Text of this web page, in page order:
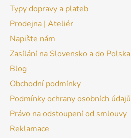
Typy dopravy a plateb
Prodejna | Ateliér
Napište nám
Zasílání na Slovensko a do Polska
Blog
Obchodní podmínky
Podmínky ochrany osobních údajů
Právo na odstoupení od smlouvy
Reklamace